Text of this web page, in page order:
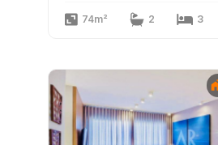
74m² 2 3